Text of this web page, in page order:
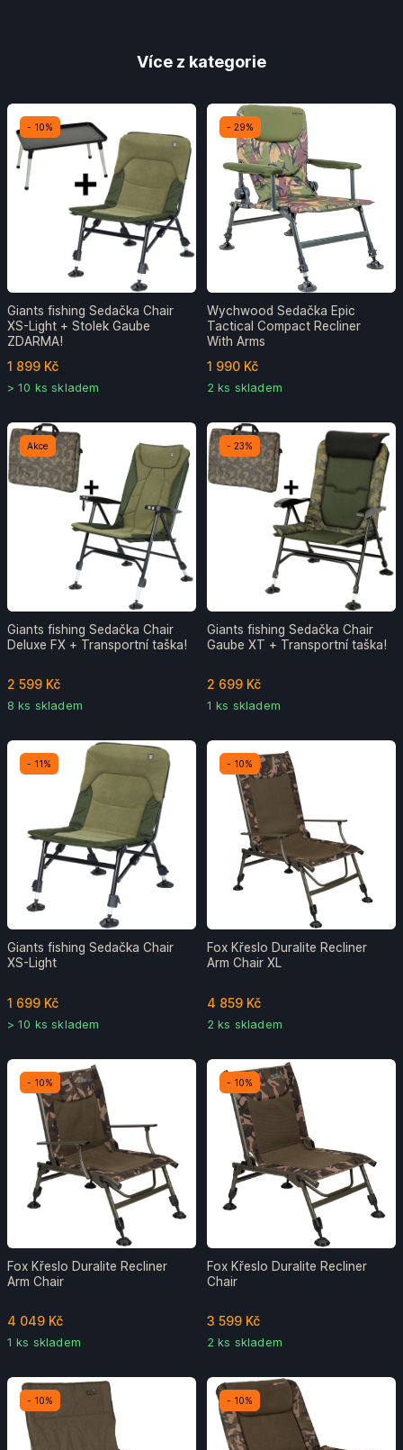
Více z kategorie
- 10%
Giants fishing Sedačka Chair
XS-Light + Stolek Gaube
ZDARMA!
1 899 Kč
> 10 ks skladem
- 29%
Wychwood Sedačka Epic
Tactical Compact Recliner
With Arms
1 990 Kč
2 ks skladem
Akce
Giants fishing Sedačka Chair
Deluxe FX + Transportní taška!
2 599 Kč
8 ks skladem
- 23%
Giants fishing Sedačka Chair
Gaube XT + Transportní taška!
2 699 Kč
1 ks skladem
- 11%
Giants fishing Sedačka Chair
XS-Light
1 699 Kč
> 10 ks skladem
- 10%
Fox Křeslo Duralite Recliner
Arm Chair XL
4 859 Kč
2 ks skladem
- 10%
Fox Křeslo Duralite Recliner
Arm Chair
4 049 Kč
1 ks skladem
- 10%
Fox Křeslo Duralite Recliner
Chair
3 599 Kč
2 ks skladem
- 10% - 10%